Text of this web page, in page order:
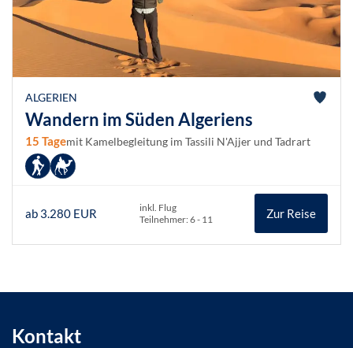
ALGERIEN
Wandern im Süden Algeriens
15 Tagemit Kamelbegleitung im Tassili N'Ajjer und Tadrart
ab 3.280 EUR
inkl. Flug
Teilnehmer: 6 - 11
Zur Reise
Kontakt